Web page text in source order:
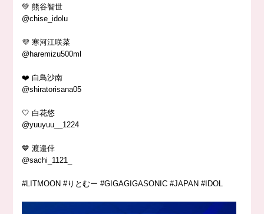
💚 熊谷智世
@chise_idolu
💜 寒河江咲菜
@haremizu500ml
❤️ 白鳥沙南
@shiratorisana05
🤍 白花悠
@yuuyuu__1224
💙 渡邉倖
@sachi_1121_
#LITMOON #りとむー #GIGAGIGASONIC #JAPAN #IDOL